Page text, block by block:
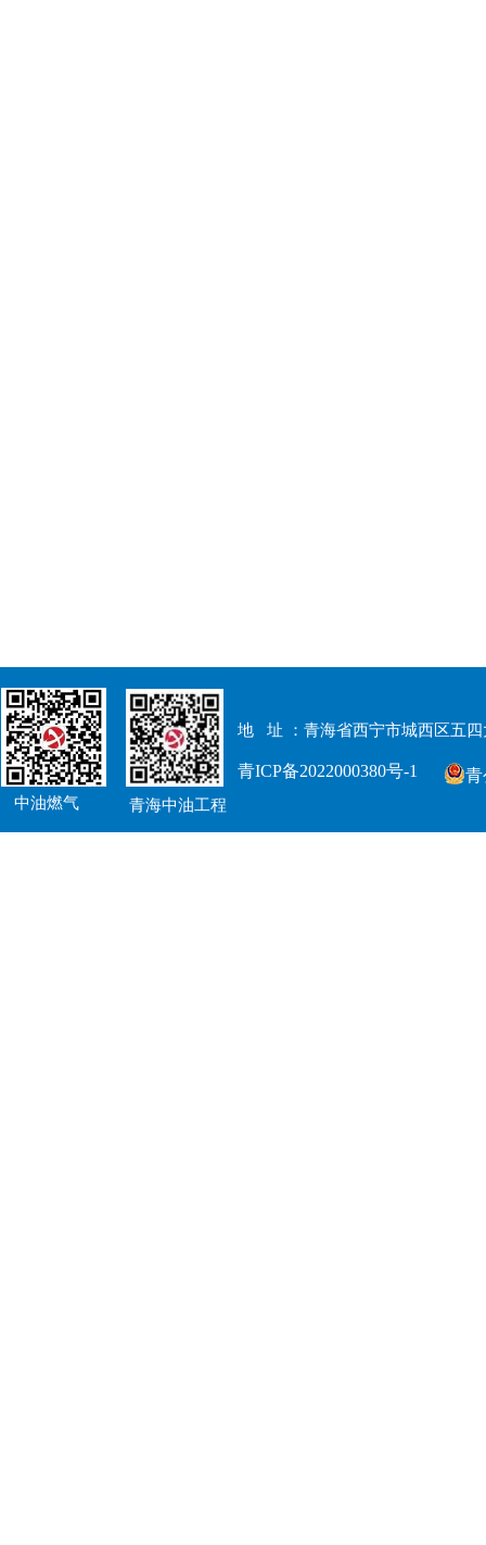
中油燃气 青海中油工程
地 址 ：青海省西宁市城西区五四
青
青ICP备2022000380号-1